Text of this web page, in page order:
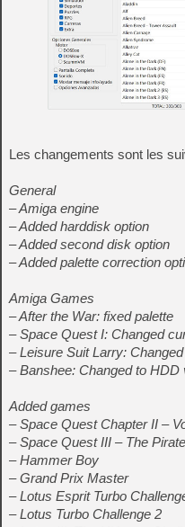
Les changements sont les
General
– Amiga engine
– Added harddisk option
– Added second disk option
– Added palette correction
Amiga Games
– After the War: fixed palette
– Space Quest I: Changed
– Leisure Suit Larry:
– Banshee: Changed to HDD
Added games
– Space Quest Chapter II –
– Space Quest III – The
– Hammer Boy
– Grand Prix Master
– Lotus Esprit Turbo
– Lotus Turbo Challenge 2